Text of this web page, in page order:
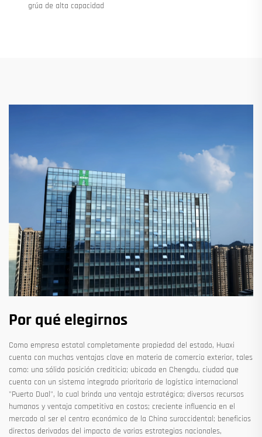
grúa de alta capacidad
Por qué elegirnos
Como empresa estatal completamente propiedad del estado, Huaxi
cuenta con muchas ventajas clave en materia de comercio exterior, tales
como: una sólida posición crediticia; ubicada en Chengdu, ciudad que
cuenta con un sistema integrado prioritario de logística internacional
"Puerto Dual", lo cual brinda una ventaja estratégica; diversos recursos
humanos y ventaja competitiva en costos; creciente influencia en el
mercado al ser el centro económico de la China suroccidental; beneficios
directos derivados del impacto de varias estrategias nacionales,